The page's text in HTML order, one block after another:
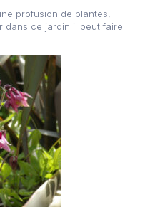
profusion de plantes,
dans ce jardin il peut faire